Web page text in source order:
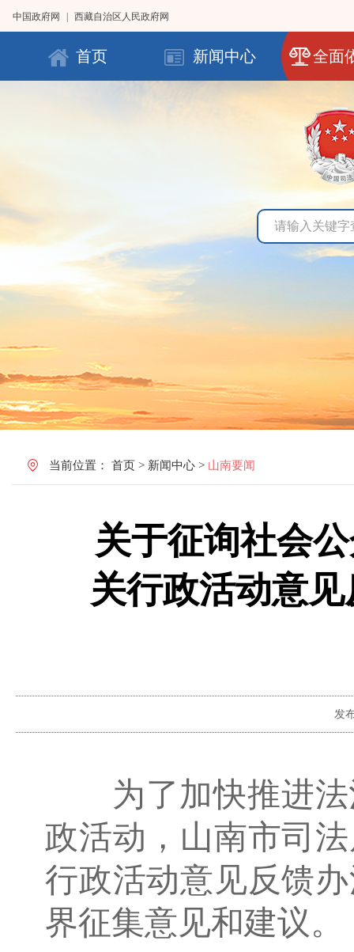
中国政府网 西藏自治区人民政府网
首页 新闻中心 全面
当前位置： 首页 > 新闻中心 > 山南要闻
关于征询社会
关行政活动意
发
为了加快推进法
政活动，山南市司
行政活动意见反馈
界征集意见和建议。